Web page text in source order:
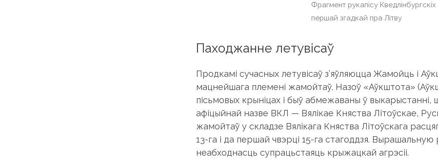
Фрагмент рукапісу
першай згадкай пра Літву
Паходжанне летувісаў
Продкамі сучасных летувісаў з’яўляюцца Жамойць і
мацнейшага племені жамойтаў. Назоў «Аўкштота»
пісьмовых крыніцах і быў абмежаваны ў
афіцыйнай назве ВКЛ — Вялікае Княства Літоўскае,
жамойтаў у складзе Вялікага Княства Літоўскага
13-га і да першай чвэрці 15-га стагоддзя.
неабходнасць супрацьстаяць крыжацкай агрэсіі.